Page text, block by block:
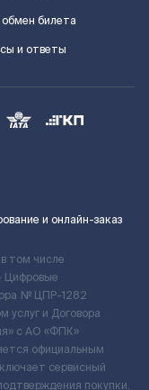
обмен билета
и ответы
и онлайн-заказ
том числе
Цифровые
№ ЦПР-1282
и Договора
c АО «ФПК»
официальным
сервисный
покупки.